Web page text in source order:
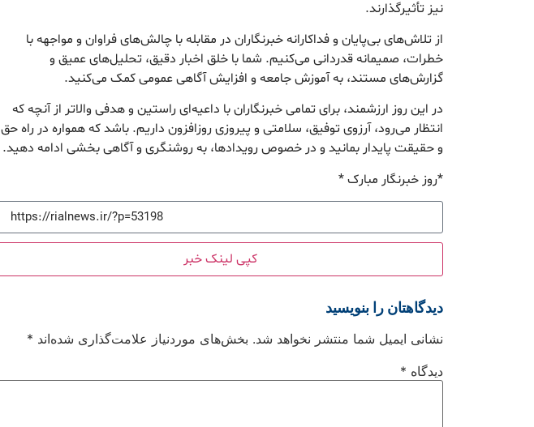
نیز تأثیرگذارند.
از تلاش‌های بی‌پایان و فداکارانه خبرنگاران در مقابله با چالش‌های فراوان و مواجهه با
خطرات، صمیمانه قدردانی می‌کنیم. شما با خلق اخبار دقیق، تحلیل‌های عمیق و
گزارش‌های مستند، به آموزش جامعه و افزایش آگاهی عمومی کمک می‌کنید.
در این روز ارزشمند، برای تمامی خبرنگاران با داعیه‌ای راستین و هدفی والاتر از آنچه که
انتظار می‌رود، آرزوی توفیق، سلامتی و پیروزی روزافزون داریم. باشد که همواره در راه حق
و حقیقت پایدار بمانید و در خصوص رویدادها، به روشنگری و آگاهی بخشی ادامه دهید.
*روز خبرنگار مبارک *
کپی لینک خبر
دیدگاهتان را بنویسید
نشانی ایمیل شما منتشر نخواهد شد. بخش‌های موردنیاز علامت‌گذاری شده‌اند *
دیدگاه *